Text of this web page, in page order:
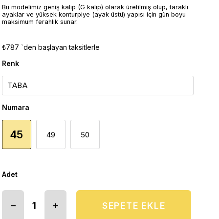
Bu modelimiz geniş kalıp (G kalıp) olarak üretilmiş olup, taraklı
ayaklar ve yüksek konturpiye (ayak üstü) yapısı için gün boyu
maksimum ferahlık sunar.
₺787 `den başlayan taksitlerle
Renk
Numara
45 49 50
Adet